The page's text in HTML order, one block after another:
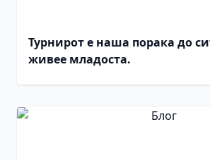
Турнирот е наша порака до
живее младоста.